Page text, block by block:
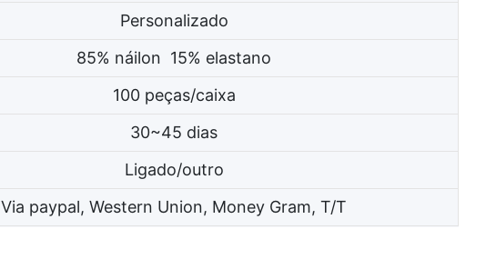
Personalizado
85% náilon 15% elastano
100 peças/caixa
30~45 dias
Ligado/outro
Via paypal, Western Union, Money Gram, T/T